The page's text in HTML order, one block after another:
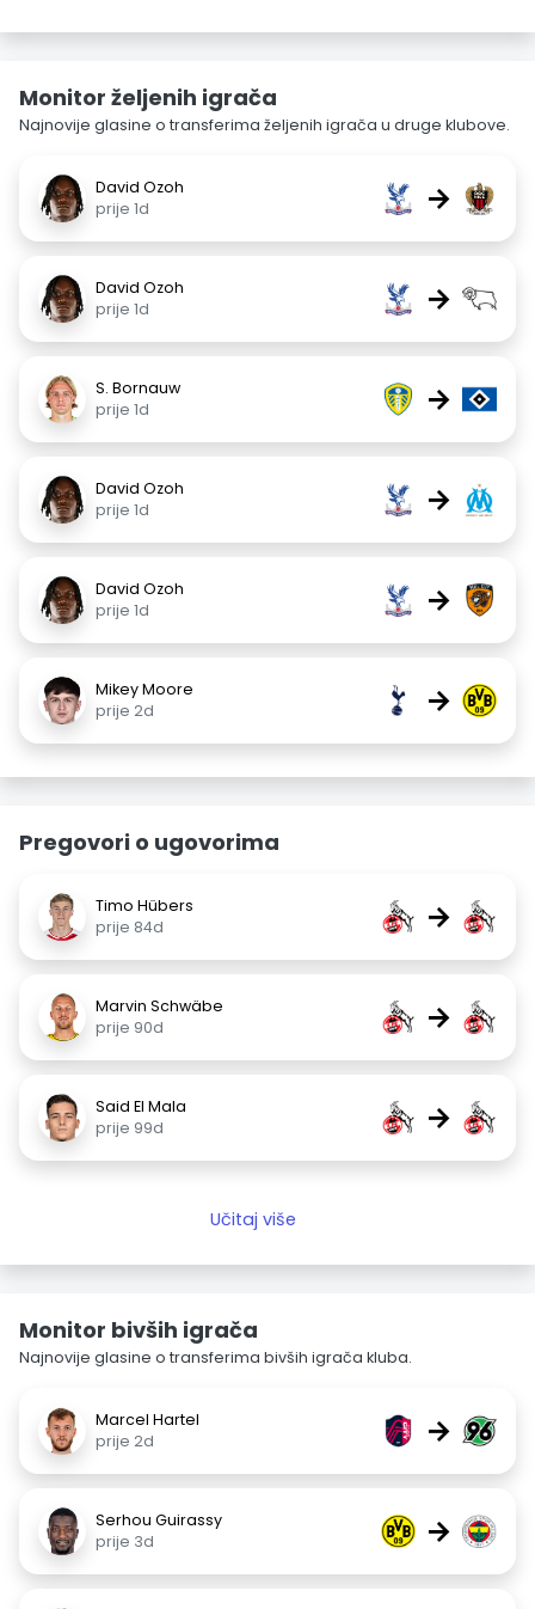
Monitor željenih igrača
Najnovije glasine o transferima željenih igrača u druge klubove.
David Ozoh
prije 1d
→
David Ozoh
prije 1d
→
S. Bornauw
prije 1d
→
David Ozoh
prije 1d
→
David Ozoh
prije 1d
→
Mikey Moore
prije 2d
→
Pregovori o ugovorima
Timo Hübers
prije 84d
→
Marvin Schwäbe
prije 90d
→
Said El Mala
prije 99d
→
Učitaj više
Monitor bivših igrača
Najnovije glasine o transferima bivših igrača kluba.
Marcel Hartel
prije 2d
→
Serhou Guirassy
prije 3d
→